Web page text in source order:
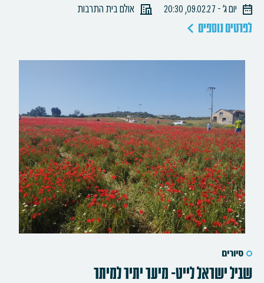
יום ג׳ - 09.02.27, 20:30 אולם בית התרבות
לפרטים נוספים
סיורים
שביל ישראל לייט- מיער יתיר למיתר